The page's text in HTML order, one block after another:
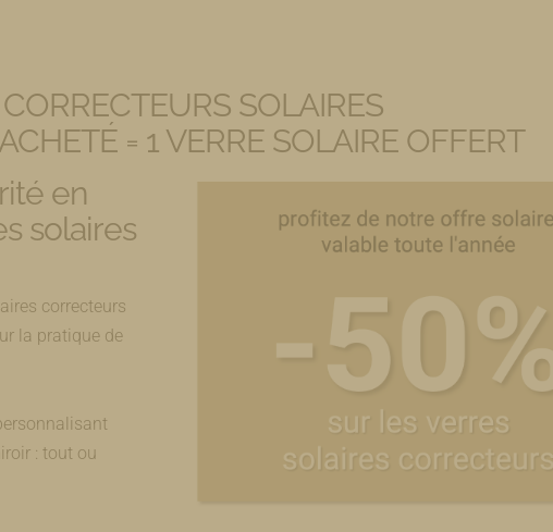
SOLAIRES
= 1 VERRE SOLAIRE OFFERT
en
solaires
correcteurs
la pratique de
: tout ou